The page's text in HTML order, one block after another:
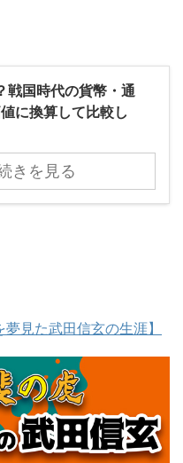
戦国時代の貨幣・通
に換算して比較し
きを見る
見た武田信玄の生涯】